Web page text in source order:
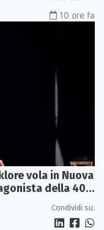
10 ore fa
vola in Nuova
della 40ª
Condividi su: